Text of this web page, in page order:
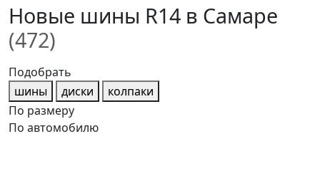
Новые шины R14 в Самаре
(472)
Подобрать
шины
диски
колпаки
По размеру
По автомобилю